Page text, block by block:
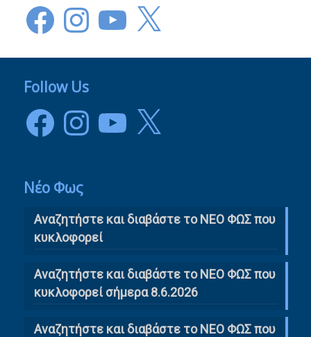
FacebookInstagramYouTube
X
Follow Us
FacebookInstagramYouTube
X
Νέο Φως
Αναζητήστε και διαβάστε το NΕΟ ΦΩΣ που
κυκλοφορεί
Αναζητήστε και διαβάστε το ΝΕΟ ΦΩΣ που
κυκλοφορεί σήμερα 8.6.2026
Αναζητήστε και διαβάστε το ΝΕΟ ΦΩΣ που